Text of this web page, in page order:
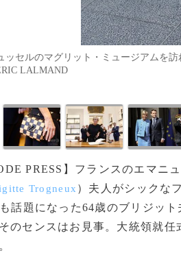
ッセルのマグリット・ミュージアムを
LALMAND
PRESS】フランスのエマニ
Trogneux ） 夫人がシックな
話題になった64歳のブリジッ
のセンスはお見事。大統領就